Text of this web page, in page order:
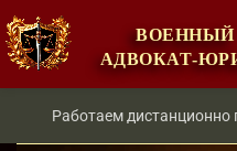
ВОЕННЫЙ
АДВОКАТ-
Работаем дистанционно